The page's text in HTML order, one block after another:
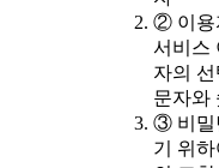
② 이용
서비스
자의
문자와
③ 비밀
기 위